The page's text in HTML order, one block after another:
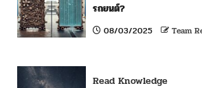
รถยนต์?
08/03/2025 Team
Read Knowledge